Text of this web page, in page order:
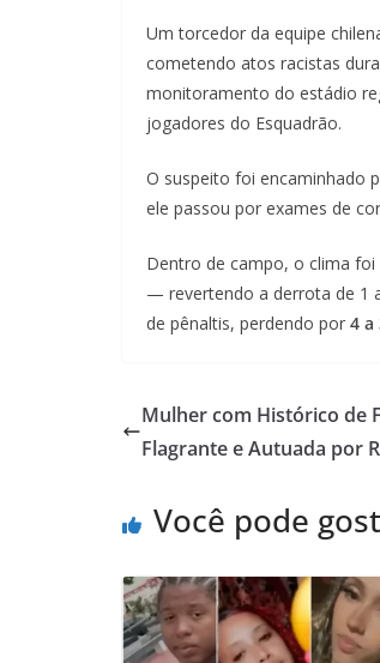
Um torcedor da equipe
cometendo atos racistas
monitoramento do estádio
jogadores do Esquadrão.
O suspeito foi encaminhado
ele passou por exames de
Dentro de campo, o clima
— revertendo a derrota de 1
de pênaltis, perdendo por 4 a
Mulher com Histórico de
Flagrante e Autuada por
Você pode